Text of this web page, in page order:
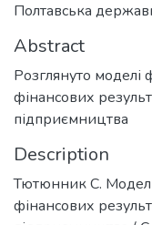
Полтавська
Abstract
Розглянуто моделі
фінансових
підприємництва
Description
Тютюнник С.
фінансових